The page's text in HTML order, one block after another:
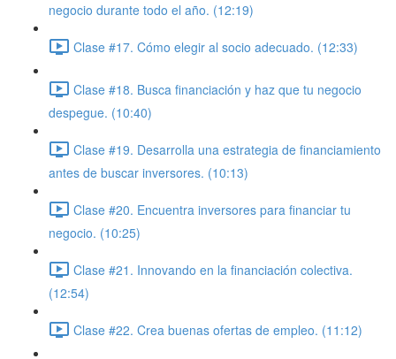
negocio durante todo el año. (12:19)
Clase #17. Cómo elegir al socio adecuado. (12:33)
Clase #18. Busca financiación y haz que tu negocio
despegue. (10:40)
Clase #19. Desarrolla una estrategia de financiamiento
antes de buscar inversores. (10:13)
Clase #20. Encuentra inversores para financiar tu
negocio. (10:25)
Clase #21. Innovando en la financiación colectiva.
(12:54)
Clase #22. Crea buenas ofertas de empleo. (11:12)